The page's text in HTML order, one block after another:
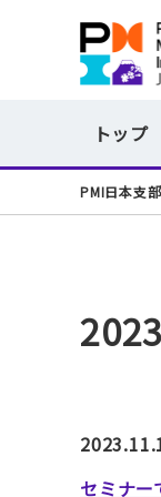
トップ
PMI日本支部
セミナー